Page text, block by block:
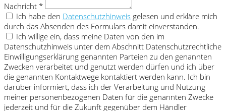
Nachricht *
Ich habe den Datenschutzhinweis gelesen und erkläre mich
durch das Absenden des Formulars damit einverstanden.
Ich willige ein, dass meine Daten von den im
Datenschutzhinweis unter dem Abschnitt Datenschutzrechtliche
Einwilligungserklärung genannten Parteien zu den genannten
Zwecken verarbeitet und genutzt werden dürfen und ich über
die genannten Kontaktwege kontaktiert werden kann. Ich bin
darüber informiert, dass ich der Verarbeitung und Nutzung
meiner personenbezogenen Daten für die genannten Zwecke
jederzeit und für die Zukunft gegenüber dem Händler